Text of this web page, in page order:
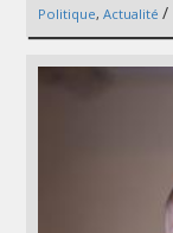
Politique, Actualité /